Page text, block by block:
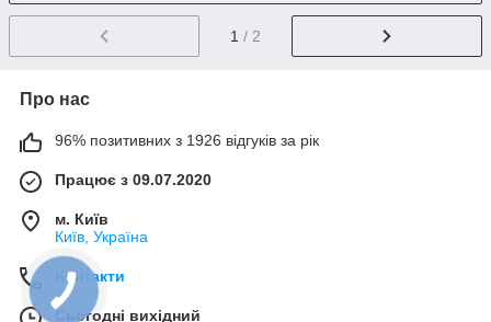
1 / 2
Про нас
96% позитивних з 1926 відгуків за рік
Працює з 09.07.2020
м. Київ
Київ, Україна
Контакти
Сьогодні вихідний